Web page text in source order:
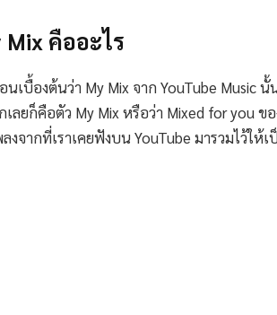
Mix คืออะไร
เบื้องต้นว่า My Mix จาก YouTube Music
เลยก็คือตัว My Mix หรือว่า Mixed for you
งจากที่เราเคยฟังบน YouTube มารวมไว้ให้